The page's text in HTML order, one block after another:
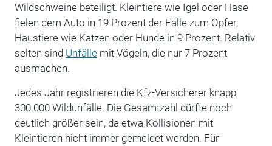
Wildschweine beteiligt. Kleintiere wie Igel oder Hase
fielen dem Auto in 19 Prozent der Fälle zum Opfer,
Haustiere wie Katzen oder Hunde in 9 Prozent. Relativ
selten sind Unfällemit Vögeln, die nur 7 Prozent
ausmachen.
Jedes Jahr registrieren die Kfz-Versicherer knapp
300.000 Wildunfälle. Die Gesamtzahl dürfte noch
deutlich größer sein, da etwa Kollisionen mit
Kleintieren nicht immer gemeldet werden. Für